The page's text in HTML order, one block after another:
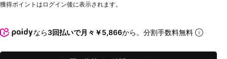
獲得ポイントはログイン後に表示されます。
なら3回払いで月々￥5,866から。分割手数料無料